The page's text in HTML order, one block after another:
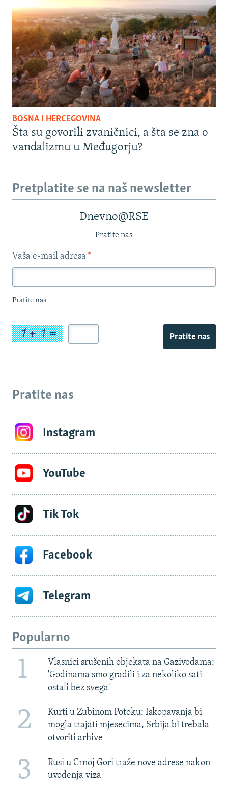
BOSNA I HERCEGOVINA
Šta su govorili zvaničnici, a šta se zna o
vandalizmu u Međugorju?
Pretplatite se na naš newsletter
Dnevno@RSE
Pratite nas
Vaša e-mail adresa *
Pratite nas
Pratite nas
Pratite nas
Instagram
YouTube
Tik Tok
Facebook
Telegram
Popularno
1
Vlasnici srušenih objekata na Gazivodama:
'Godinama smo gradili i za nekoliko sati
ostali bez svega'
2
Kurti u Zubinom Potoku: Iskopavanja bi
mogla trajati mjesecima, Srbija bi trebala
otvoriti arhive
3
Rusi u Crnoj Gori traže nove adrese nakon
uvođenja viza